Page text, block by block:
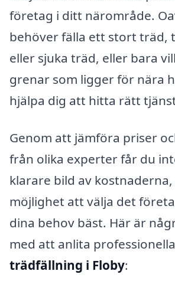
företag i ditt närområde.
behöver fälla ett stort träd,
eller sjuka träd, eller bara
grenar som ligger för nära
hjälpa dig att hitta rätt
Genom att jämföra priser
från olika experter får du
klarare bild av
möjlighet att välja det
dina behov bäst. Här är
med att anlita
trädfällning i Floby: